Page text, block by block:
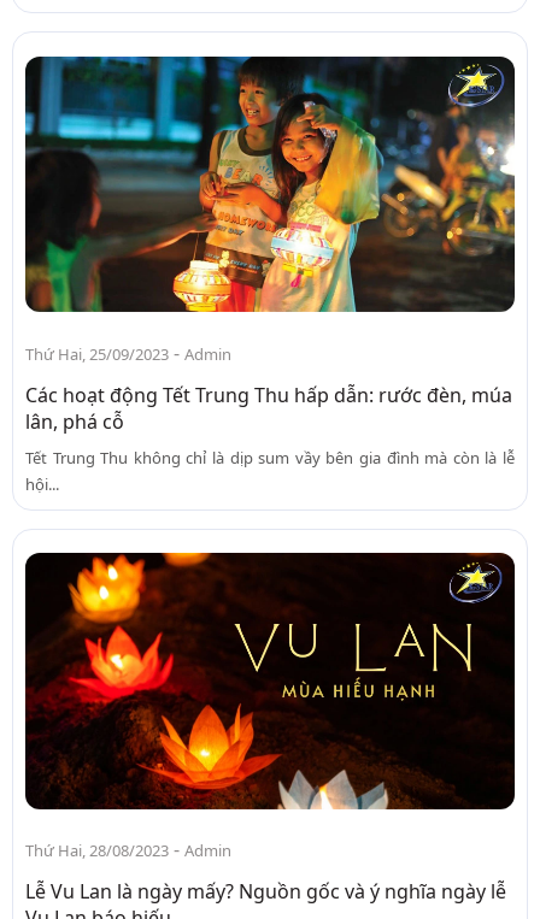
Thứ Hai, 25/09/2023 - Admin
Các hoạt động Tết Trung Thu hấp dẫn: rước đèn, múa
lân, phá cỗ
Tết Trung Thu không chỉ là dịp sum vầy bên gia đình mà còn là lễ
hội...
Thứ Hai, 28/08/2023 - Admin
Lễ Vu Lan là ngày mấy? Nguồn gốc và ý nghĩa ngày lễ